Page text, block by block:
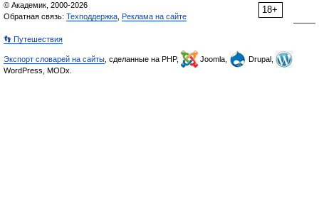
18+
© Академик, 2000-2026
Обратная связь: Техподдержка Реклама на сайте
👣 Путешествия
Экспорт словарей на сайты , сделанные на PHP, Joomla,
Drupal,
WordPress, MODx.